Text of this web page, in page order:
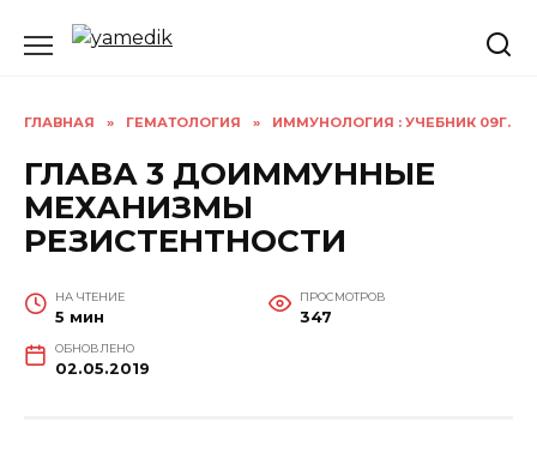
ГЛАВНАЯ » ГЕМАТОЛОГИЯ » ИММУНОЛОГИЯ : УЧЕБНИК 09Г.
ГЛАВА 3 ДОИММУННЫЕ
МЕХАНИЗМЫ
РЕЗИСТЕНТНОСТИ
НА ЧТЕНИЕ
5 мин
ПРОСМОТРОВ
347
ОБНОВЛЕНО
02.05.2019